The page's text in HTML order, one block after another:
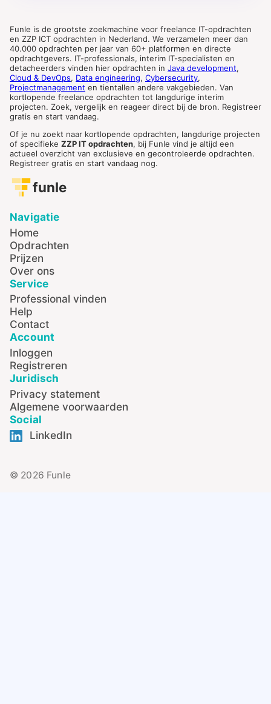
Funle is de grootste zoekmachine voor freelance IT-opdrachten
en ZZP ICT opdrachten in Nederland. We verzamelen meer dan
40.000 opdrachten per jaar van 60+ platformen en directe
opdrachtgevers. IT-professionals, interim IT-specialisten en
detacheerders vinden hier opdrachten in Java development,
Cloud & DevOps, Data engineering, Cybersecurity,
Projectmanagement en tientallen andere vakgebieden. Van
kortlopende freelance opdrachten tot langdurige interim
projecten. Zoek, vergelijk en reageer direct bij de bron. Registreer
gratis en start vandaag.
Of je nu zoekt naar kortlopende opdrachten, langdurige projecten
of specifieke ZZP IT opdrachten, bij Funle vind je altijd een
actueel overzicht van exclusieve en gecontroleerde opdrachten.
Registreer gratis en start vandaag nog.
funle
Navigatie
Home
Opdrachten
Prijzen
Over ons
Service
Professional vinden
Help
Contact
Account
Inloggen
Registreren
Juridisch
Privacy statement
Algemene voorwaarden
Social
LinkedIn
© 2026 Funle